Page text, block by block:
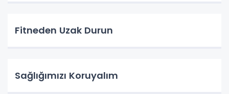
Fitneden Uzak Durun
Sağlığımızı Koruyalım